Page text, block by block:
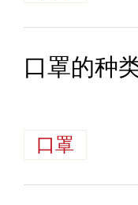
口罩的种
口罩